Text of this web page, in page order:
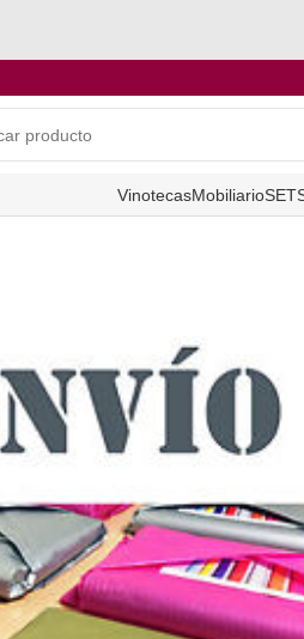
VinotecasMobiliario